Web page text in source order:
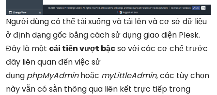
Người dùng có thể tải xuống và tải lên và cơ sở dữ liệu
ở định dạng gốc bằng cách sử dụng giao diện Plesk.
Đây là một cải tiến vượt bậcso với các cơ chế trước
đây liên quan đến việc sử
dụng phpMyAdminhoặc myLittleAdmin, các tùy chọn
này vẫn có sẵn thông qua liên kết trực tiếp trong